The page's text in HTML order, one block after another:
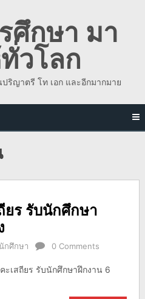
ศึกษา มา
วโลก
ริญาตรี โท เอก และอีกมากมาย
ร รับนักศึกษา
กศึกษา 0 Comments
เสถียร รับนักศึกษาฝึกงาน 6